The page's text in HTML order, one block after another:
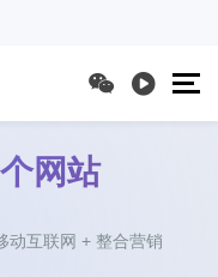
网站
动互联网 + 整合营销